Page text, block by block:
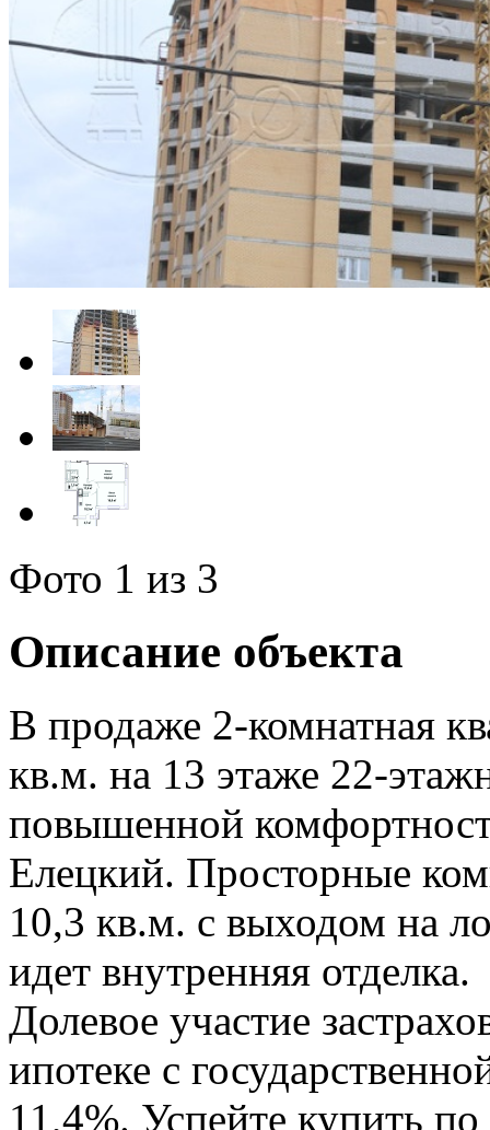
Фото 1 из 3
Описание объекта
В продаже 2-комнатная
кв.м. на 13 этаже 22-
повышенной
Елецкий. Просторные
10,3 кв.м. с выходом на
идет внутренняя
Долевое участие
ипотеке с
11,4%. Успейте купить